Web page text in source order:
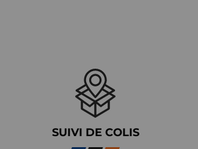
SUIVI DE COLIS